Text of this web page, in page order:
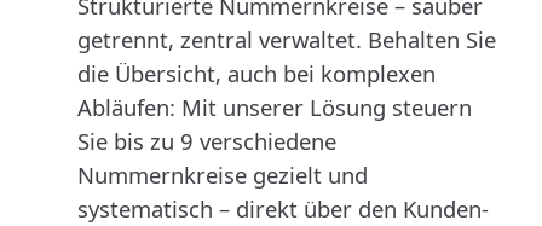
getrennt, zentral verwaltet. Behalten Sie
die Übersicht, auch bei komplexen
Abläufen: Mit unserer Lösung steuern
Sie bis zu 9 verschiedene
Nummernkreise gezielt und
systematisch – direkt über den Kunden-